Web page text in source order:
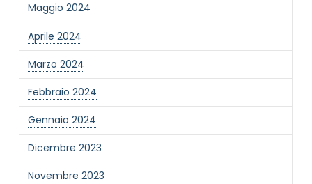
Maggio 2024
Aprile 2024
Marzo 2024
Febbraio 2024
Gennaio 2024
Dicembre 2023
Novembre 2023